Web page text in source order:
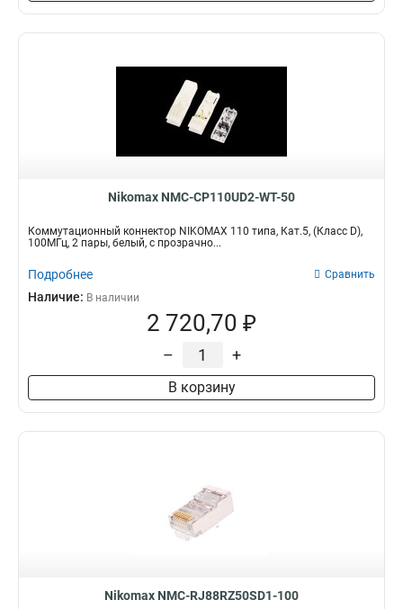
Nikomax NMC-CP110UD2-WT-50
Коммутационный коннектор NIKOMAX 110 типа, Кат.5, (Класс D),
100МГц, 2 пары, белый, с прозрачно...
Подробнее Сравнить
Наличие: В наличии
2 720,70 ₽
– +
В корзину
Nikomax NMC-RJ88RZ50SD1-100